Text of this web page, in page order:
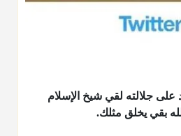
على جلالته لقي شيخ الإسلام
بقي يخلق مثلك.